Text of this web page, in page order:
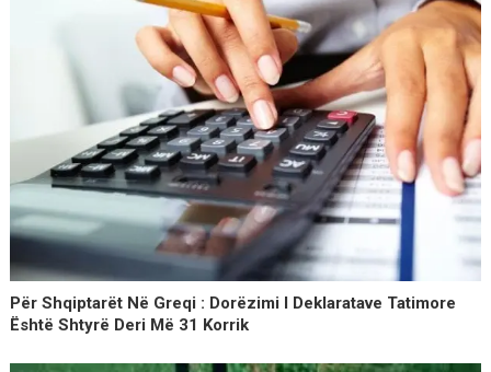
Për Shqiptarët Në Greqi : Dorëzimi I Deklaratave Tatimore
Është Shtyrë Deri Më 31 Korrik